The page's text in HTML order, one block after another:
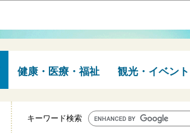
健康・医療・福祉 観光・イベント
キーワード検索